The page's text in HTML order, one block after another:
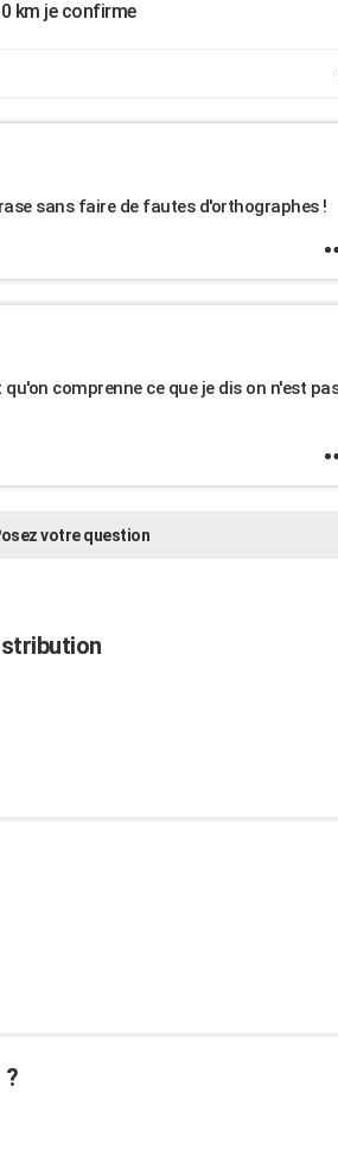
km je confirme
sans faire de fautes d'orthographes !
comprenne ce que je dis on n'est pas
votre question